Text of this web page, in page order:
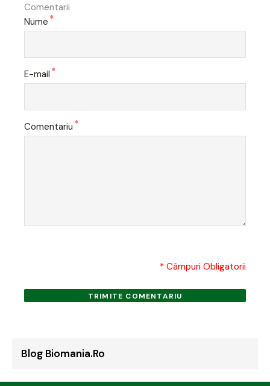
Comentarii
Nume *
E-mail *
Comentariu *
* Câmpuri Obligatorii
TRIMITE COMENTARIU
Blog Biomania.ro